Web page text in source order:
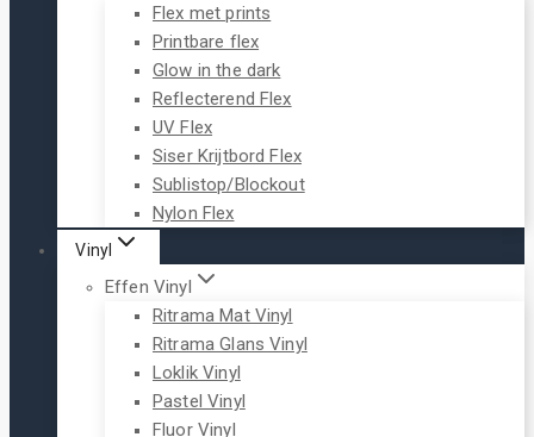
Flex met prints
Printbare flex
Glow in the dark
Reflecterend Flex
UV Flex
Siser Krijtbord Flex
Sublistop/Blockout
Nylon Flex
Vinyl
Effen Vinyl
Ritrama Mat Vinyl
Ritrama Glans Vinyl
Loklik Vinyl
Pastel Vinyl
Fluor Vinyl